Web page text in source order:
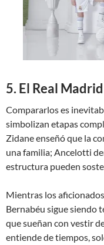
5. El Real
Compararlos es
simbolizan etapas
Zidane enseñó que la
una familia; Ancelotti
estructura pueden
Mientras los
Bernabéu sigue siendo
que sueñan con vestir
entiende de tiempos,